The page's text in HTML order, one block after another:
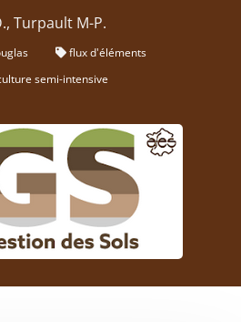
Turpault M-P.
flux d'éléments
semi-intensive